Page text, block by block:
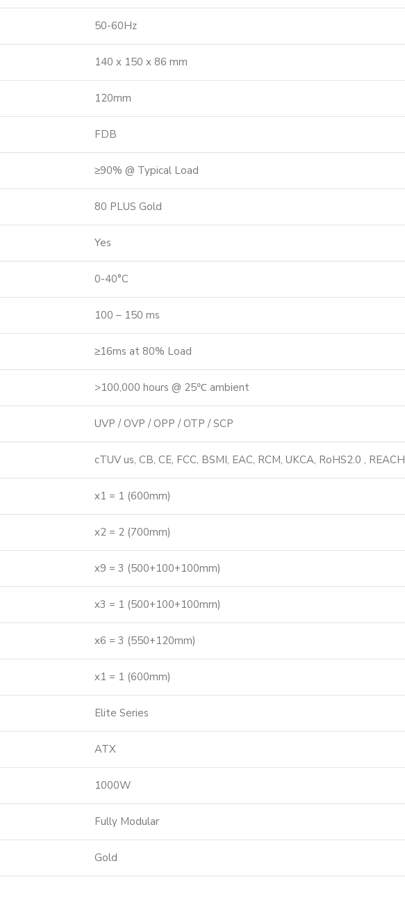
50-60Hz
140 x 150 x 86 mm
120mm
FDB
≥90% @ Typical Load
80 PLUS Gold
Yes
0-40°C
100 – 150 ms
≥16ms at 80% Load
>100,000 hours​ @ 25℃ ambient
UVP / OVP / OPP / OTP / SCP
cTUV us, CB, CE, FCC, BSMI, EAC, RCM, UKCA, RoHS2.0 , REACH
x1 = 1 (600mm)
x2 = 2 (700mm)
x9 = 3 (500+100+100mm)
x3 = 1 (500+100+100mm)
x6 = 3 (550+120mm)
x1 = 1 (600mm)
Elite Series
ATX
1000W
Fully Modular
Gold